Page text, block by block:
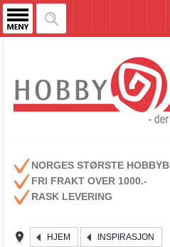
NORGES STØRSTE
FRI FRAKT OVER 1000.-
RASK LEVERING
HJEM INSPIRASJON